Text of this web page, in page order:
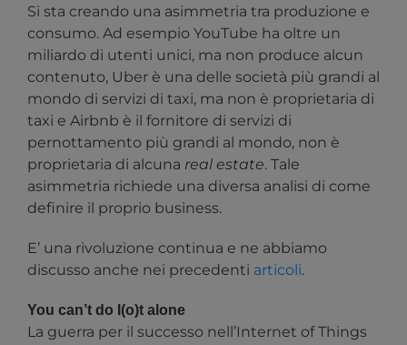
Si sta creando una asimmetria tra produzione e
consumo. Ad esempio YouTube ha oltre un
miliardo di utenti unici, ma non produce alcun
contenuto, Uber è una delle società più grandi al
mondo di servizi di taxi, ma non è proprietaria di
taxi e Airbnb è il fornitore di servizi di
pernottamento più grandi al mondo, non è
proprietaria di alcuna real estate. Tale
asimmetria richiede una diversa analisi di come
definire il proprio business.
E’ una rivoluzione continua e ne abbiamo
discusso anche nei precedenti articoli.
You can’t do I(o)t alone
La guerra per il successo nell’Internet of Things